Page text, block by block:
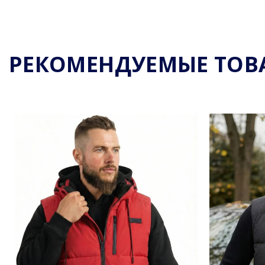
РЕКОМЕНДУЕМЫЕ